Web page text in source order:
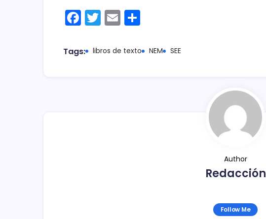
F
a
c
T
w
itt
E
m
ai m
Tags: libros de texto NEM SEE
Author
Redacción
Follow Me